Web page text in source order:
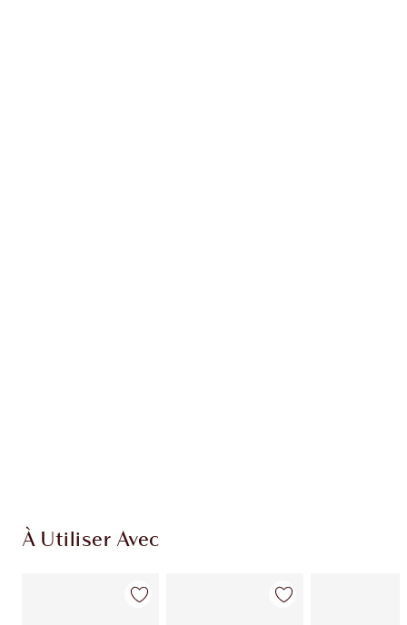
À Utiliser Avec